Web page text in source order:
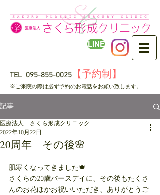
LINE
TEL 095-855-0025 【予約制】
​※ご来院の際は必ず予約のお電話をお願い致します。
記事
20周年 その後🌸
医療法人 さくら形成クリニック
2022年10月22日
肌寒くなってきました🍁
さくらの20歳バースデイに、その後もたくさ
んのお花ほかお祝いいただき、ありがとうご